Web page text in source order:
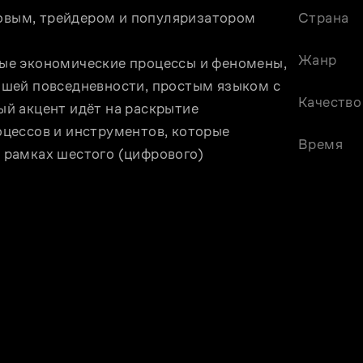
трейдером и популяризатором
экономические процессы и феномены,
повседневности, простым языком с
акцент идёт на раскрытие
и инструментов, которые
шестого (цифрового)
Страна
Жанр
Качество
Время